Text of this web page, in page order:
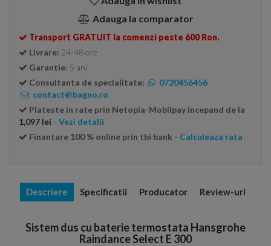
Adauga la comparator
Transport GRATUIT la comenzi peste 600 Ron.
Livrare: 24-48 ore
Garantie: 5 ani
Consultanta de specialitate:
0720456456
contact@bagno.ro
Plateste in rate prin Netopia-Mobilpay incepand de la
1,097 lei - Vezi detalii
Finantare 100 % online prin tbi bank - Calculeaza rata
Descriere Specificatii Producator Review-uri
Sistem dus cu baterie termostata Hansgrohe
Raindance Select E 300